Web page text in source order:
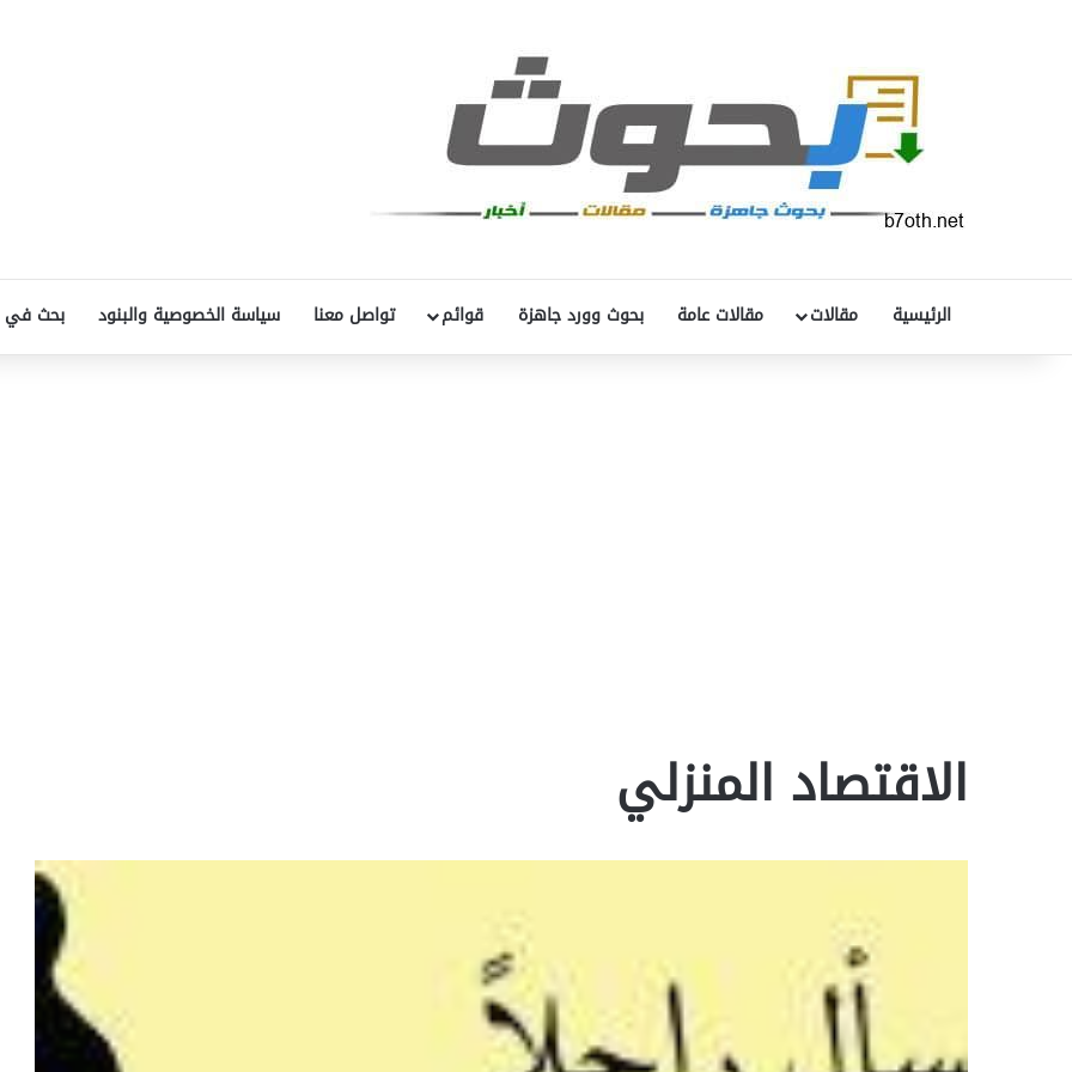
الرئيسية مقالات مقالات عامة بحوث وورد جاهزة قوائم تواصل معنا سياسة الخصوصية والبنود بحث في
الاقتصاد المنزلي